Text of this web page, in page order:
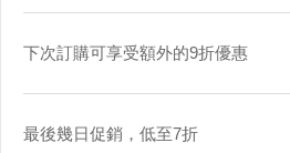
下次訂購可享受額外的9折優惠
最後幾日促銷，低至7折